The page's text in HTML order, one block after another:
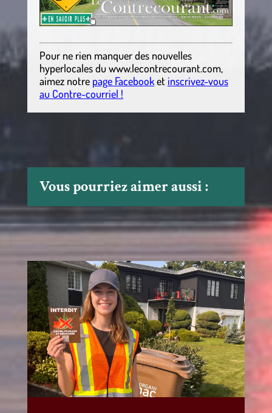
Pour ne rien manquer des nouvelles
hyperlocalesdu www.lecontrecourant.com,
aimez notre page Facebooket inscrivez-vous
au Contre-courriel !
Vous pourriez aimer aussi :